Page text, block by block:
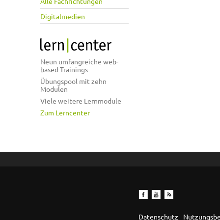
Digitalmedien
Neun umfangreiche web-
based Trainings
Übungspool mit zehn
Modulen
Viele weitere Lernmodule
Zum Lerncenter
Datenschutz